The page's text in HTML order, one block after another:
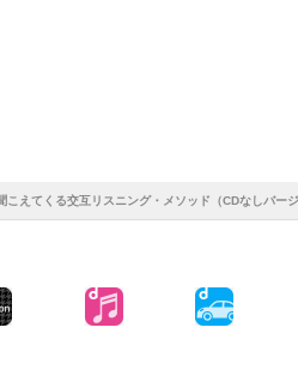
こえてくる交互リスニング・メソッド（CDなしバージ